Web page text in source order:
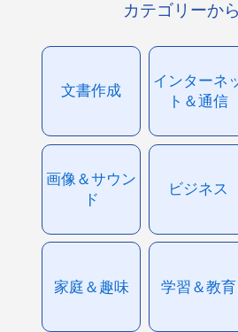
カテゴリーか
文書作成
インターネ
ト＆通信
画像＆サウン
ド
ビジネス
家庭＆趣味 学習＆教育